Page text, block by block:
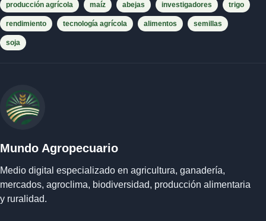
producción agrícola maíz abejas investigadores trigo
rendimiento tecnología agrícola alimentos semillas
soja
Mundo Agropecuario
Medio digital especializado en agricultura, ganadería,
mercados, agroclima, biodiversidad, producción alimentaria
y ruralidad.